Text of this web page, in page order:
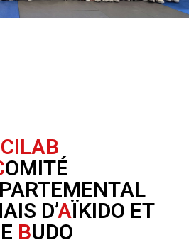
CILAB
OMITÉ
D’AÏKIDO ET
BUDO